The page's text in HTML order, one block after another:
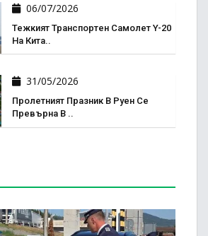
06/07/2026
Тежкият Транспортен Самолет Y-20
На Кита..
31/05/2026
Пролетният Празник В Руен Се
Превърна В ..